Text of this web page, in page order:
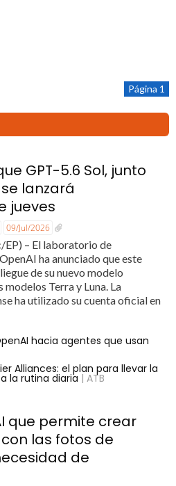
Página 1
GPT-5.6 Sol, junto
lanzará
jueves
09/Jul/2026
– El laboratorio de
ha anunciado que este
de su nuevo modelo
modelos Terra y Luna. La
ha utilizado su cuenta oficial en
hacia agentes que usan
Alliances: el plan para llevar la
la rutina diaria | ATB
que permite crear
las fotos de
de